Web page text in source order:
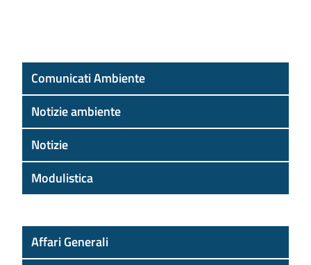
Comunicati Ambiente
Notizie ambiente
Notizie
Modulistica
Affari Generali